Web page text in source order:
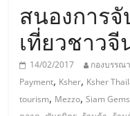
เอ็
มอี
ไทย,
สนองการ
เที่ยวชาวจี
14/02/2017 กองบรรณ
Payment, Ksher, Ksher
tourism, Mezzo,Siam